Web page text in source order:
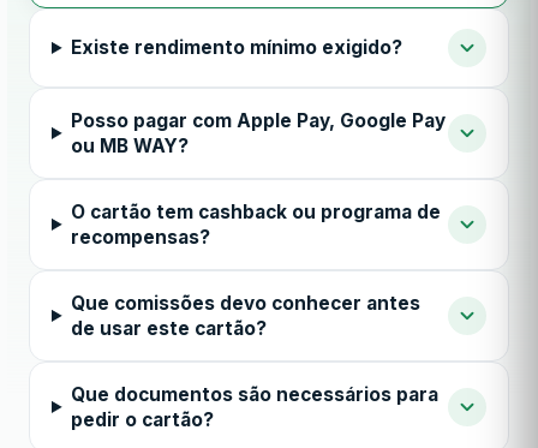
Existe rendimento mínimo exigido?
Posso pagar com Apple Pay, Google Pay
ou MB WAY?
O cartão tem cashback ou programa de
recompensas?
Que comissões devo conhecer antes
de usar este cartão?
Que documentos são necessários para
pedir o cartão?